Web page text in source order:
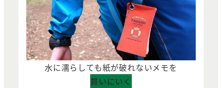
水に濡らしても紙が破れないメモを
買いにいく